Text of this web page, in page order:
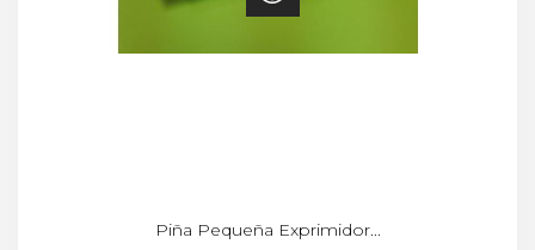
Piña Pequeña Exprimidor...